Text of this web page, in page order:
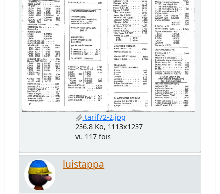
tarif72-2.jpg
236.8 Ko, 1113x1237
vu 117 fois
luistappa